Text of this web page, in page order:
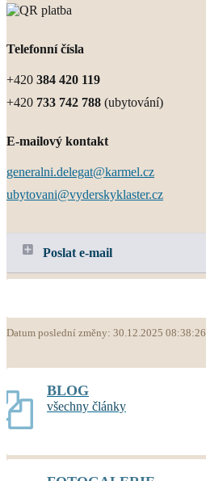
Telefonní čísla
+420 384 420 119
+420 733 742 788 (ubytování)
E-mailový kontakt
generalni.delegat@karmel.cz
ubytovani@vyderskyklaster.cz
Poslat e-mail
Datum poslední změny: 30.12.2025 08:38:26
BLOG
všechny články